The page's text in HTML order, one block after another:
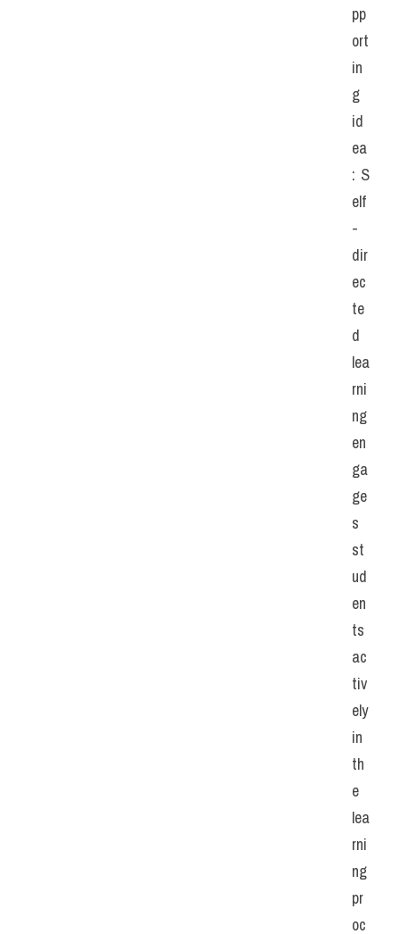
pp
ort
in
g
id
ea
: S
elf
-
dir
ec
te
d
lea
rni
ng
en
ga
ge
s
st
ud
en
ts
ac
tiv
ely
in
th
e
lea
rni
ng
pr
oc